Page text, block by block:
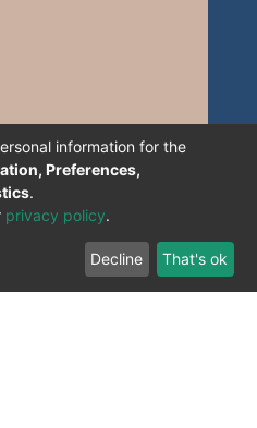
information for the
Preferences,
.
privacy policy.
Decline That's ok